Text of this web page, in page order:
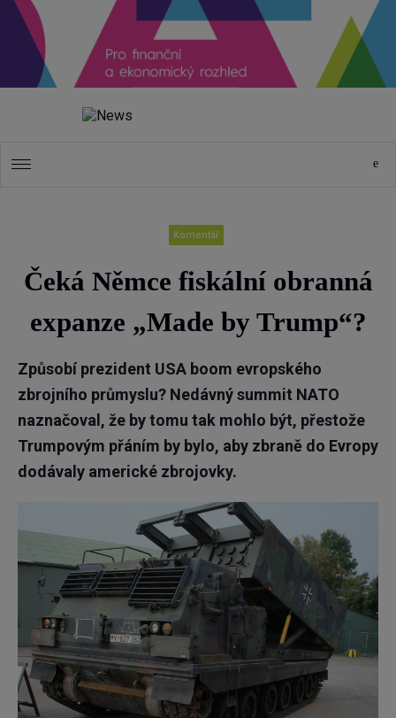
Komentář
Čeká Němce fiskální obranná
expanze „Made by Trump“?
Způsobí prezident USA boom evropského
zbrojního průmyslu? Nedávný summit NATO
naznačoval, že by tomu tak mohlo být, přestože
Trumpovým přáním by bylo, aby zbraně do Evropy
dodávaly americké zbrojovky.